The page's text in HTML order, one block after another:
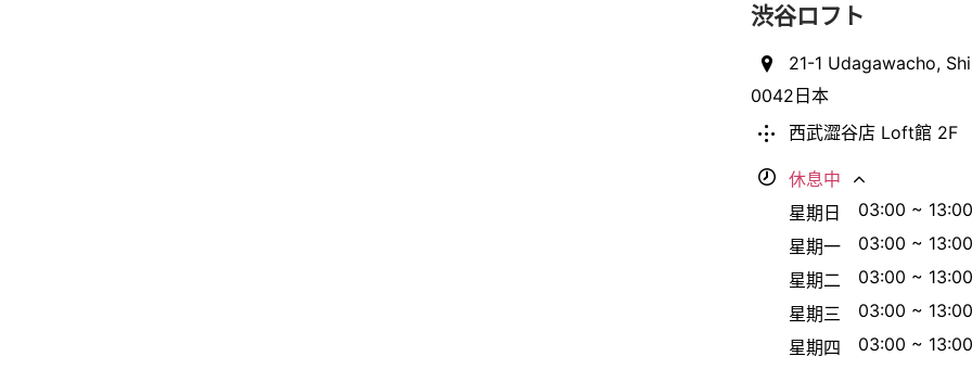
渋谷ロフト
21-1 Udagawacho,
0042日本
西武澀谷店 Loft館 2F
休息中
星期日
03:00 ~ 13:00
星期一
03:00 ~ 13:00
星期二
03:00 ~ 13:00
星期三
03:00 ~ 13:00
星期四
03:00 ~ 13:00